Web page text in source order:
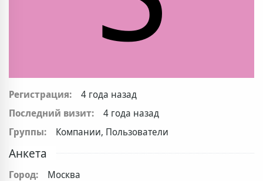
Регистрация:
4 года назад
Последний визит:
4 года назад
Группы:
Компании, Пользователи
Анкета
Город: Москва